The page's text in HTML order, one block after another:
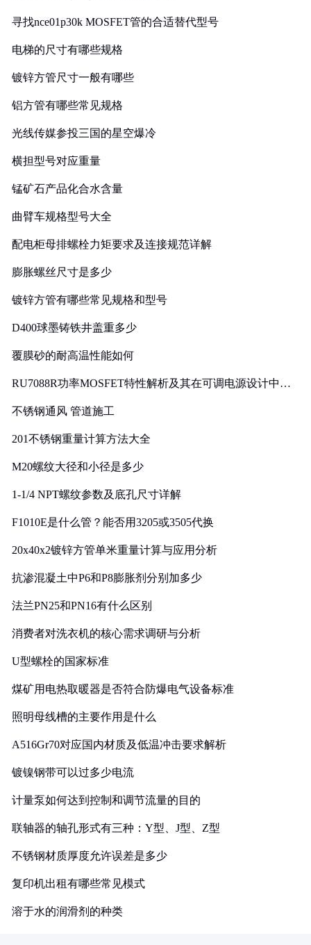
寻找nce01p30k MOSFET管的合适替代型号
电梯的尺寸有哪些规格
镀锌方管尺寸一般有哪些
铝方管有哪些常见规格
光线传媒参投三国的星空爆冷
横担型号对应重量
锰矿石产品化合水含量
曲臂车规格型号大全
配电柜母排螺栓力矩要求及连接规范详解
膨胀螺丝尺寸是多少
镀锌方管有哪些常见规格和型号
D400球墨铸铁井盖重多少
覆膜砂的耐高温性能如何
RU7088R功率MOSFET特性解析及其在可调电源设计中的
不锈钢通风 管道施工
201不锈钢重量计算方法大全
M20螺纹大径和小径是多少
1-1/4 NPT螺纹参数及底孔尺寸详解
F1010E是什么管？能否用3205或3505代换
20x40x2镀锌方管单米重量计算与应用分析
抗渗混凝土中P6和P8膨胀剂分别加多少
法兰PN25和PN16有什么区别
消费者对洗衣机的核心需求调研与分析
U型螺栓的国家标准
煤矿用电热取暖器是否符合防爆电气设备标准
照明母线槽的主要作用是什么
A516Gr70对应国内材质及低温冲击要求解析
镀镍钢带可以过多少电流
计量泵如何达到控制和调节流量的目的
联轴器的轴孔形式有三种：Y型、J型、Z型
不锈钢材质厚度允许误差是多少
复印机出租有哪些常见模式
溶于水的润滑剂的种类